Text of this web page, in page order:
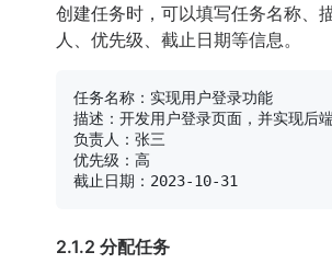
创建任务时，可以填写任务名称、
人、优先级、截止日期等信息。
任务名称：实现用户登录功能
描述：开发用户登录页面，并实现后端
负责人：张三
优先级：高
2.1.2 分配任务